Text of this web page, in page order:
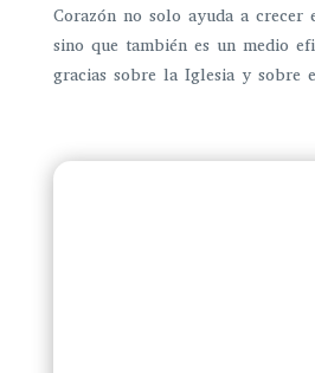
Corazón no solo ayuda a crecer
sino que también es un medio
gracias sobre la Iglesia y sobre